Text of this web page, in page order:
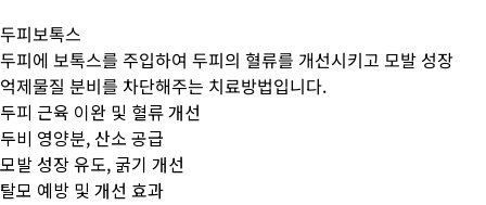
두피보톡스
두피에 보톡스를 주입하여 두피의 혈류를 개선시키고 모발 성장
억제물질 분비를 차단해주는 치료방법입니다.
두피 근육 이완 및 혈류 개선
두비 영양분, 산소 공급
모발 성장 유도, 굵기 개선
탈모 예방 및 개선 효과